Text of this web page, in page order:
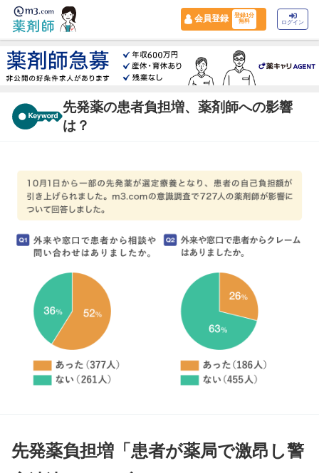
会員登録
登録1分
無料
ログイン
先発薬の患者負担増、薬剤師への影響
は？
先発薬負担増「患者が薬局で激昂し警